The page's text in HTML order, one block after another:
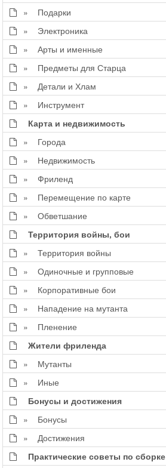
» Подарки
» Электроника
» Арты и именные
» Предметы для Старца
» Детали и Хлам
» Инструмент
Карта и недвижимость
» Города
» Недвижимость
» Фриленд
» Перемещение по карте
» Обветшание
Территория войны, бои
» Территория войны
» Одиночные и групповые
» Корпоративные бои
» Нападение на мутанта
» Пленение
Жители фриленда
» Мутанты
» Иные
Бонусы и достижения
» Бонусы
» Достижения
Практические советы по сборке